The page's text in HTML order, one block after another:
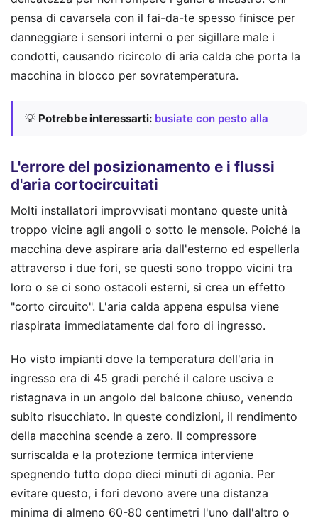
pensa di cavarsela con il fai-da-te spesso finisce per
danneggiare i sensori interni o per sigillare male i
condotti, causando ricircolo di aria calda che porta la
macchina in blocco per sovratemperatura.
💡 Potrebbe interessarti: busiate con pesto alla
L'errore del posizionamento e i flussi
d'aria cortocircuitati
Molti installatori improvvisati montano queste unità
troppo vicine agli angoli o sotto le mensole. Poiché la
macchina deve aspirare aria dall'esterno ed espellerla
attraverso i due fori, se questi sono troppo vicini tra
loro o se ci sono ostacoli esterni, si crea un effetto
"corto circuito". L'aria calda appena espulsa viene
riaspirata immediatamente dal foro di ingresso.
Ho visto impianti dove la temperatura dell'aria in
ingresso era di 45 gradi perché il calore usciva e
ristagnava in un angolo del balcone chiuso, venendo
subito risucchiato. In queste condizioni, il rendimento
della macchina scende a zero. Il compressore
surriscalda e la protezione termica interviene
spegnendo tutto dopo dieci minuti di agonia. Per
evitare questo, i fori devono avere una distanza
minima di almeno 60-80 centimetri l'uno dall'altro o